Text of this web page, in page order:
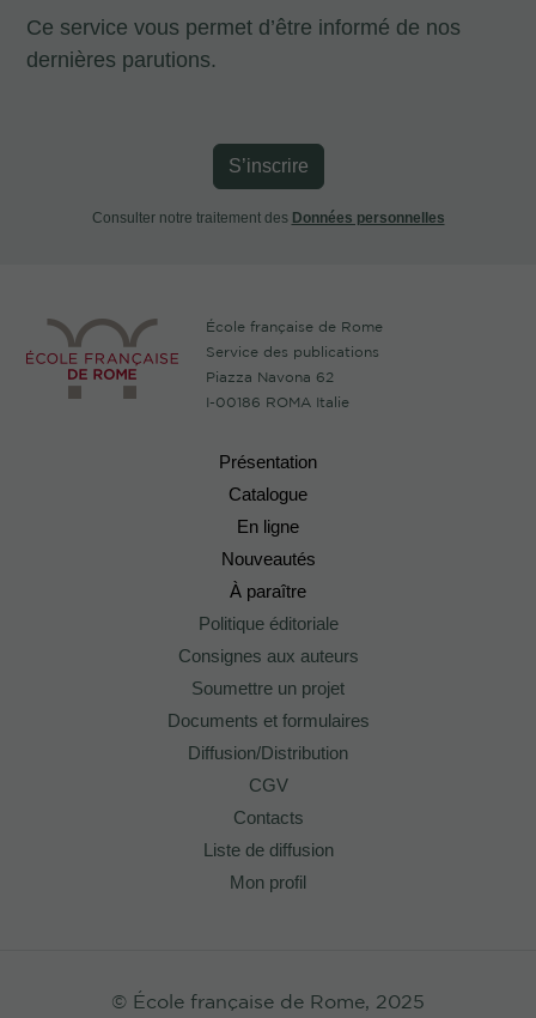
Ce service vous permet d’être informé de nos
dernières parutions.
S’inscrire
Consulter notre traitement des Données personnelles
École française de Rome
Service des publications
Piazza Navona 62
I-00186 ROMA Italie
Présentation
Catalogue
En ligne
Nouveautés
À paraître
Politique éditoriale
Consignes aux auteurs
Soumettre un projet
Documents et formulaires
Diffusion/Distribution
CGV
Contacts
Liste de diffusion
Mon profil
© École française de Rome, 2025